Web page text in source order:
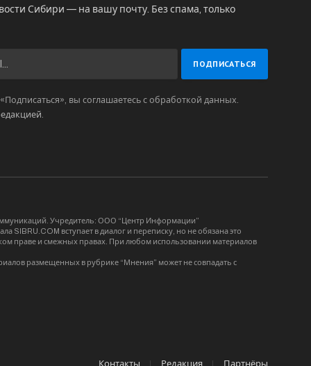
Сибири — на вашу почту. Без спама, только
вы соглашаетесь с обработкой данных.
.
Учредитель: ООО “Центр Информации”
SIBRU.COM вступает в диалог и переписку, но не обязана это
праве и смежных правах. При любом использовании материалов
размещенных в рубрике “Мнения” может не совпадать с
Контакты Редакция Партнёры